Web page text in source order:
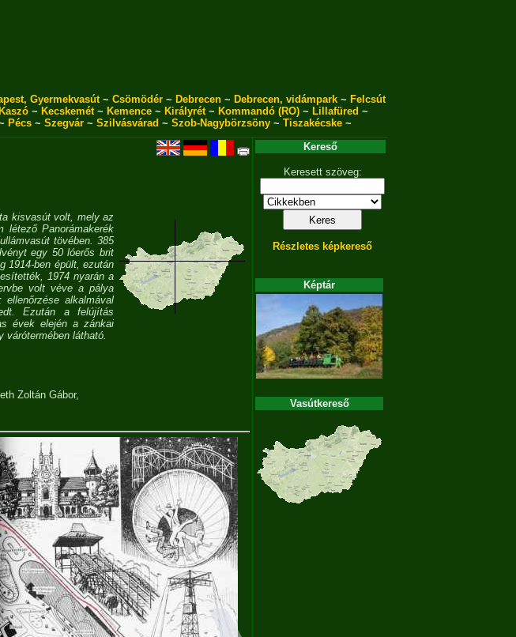
Gyermekvasút~ Csömödér~ Debrecen~ Debrecen, vidámpark~ Felcsút
Kaszó ~ Kecskemét~ Kemence ~ Királyrét~ Kommandó (RO) ~ Lillafüred ~
Pécs~ Szegvár~ Szilvásvárad ~ Szob-Nagybörzsöny~ Tiszakécske~
kisvasút volt, mely az
Panorámakerék
tövében. 385
egy 50 lóerős brit
1914-ben épült, ezután
1974 nyarán a
volt véve a pálya
alkalmával
Ezután a felújítás
évek elején a zánkai
várótermében látható.
Zoltán Gábor,
Kereső
Keresett szöveg:
Részletes képkereső
Képtár
Vasútkereső